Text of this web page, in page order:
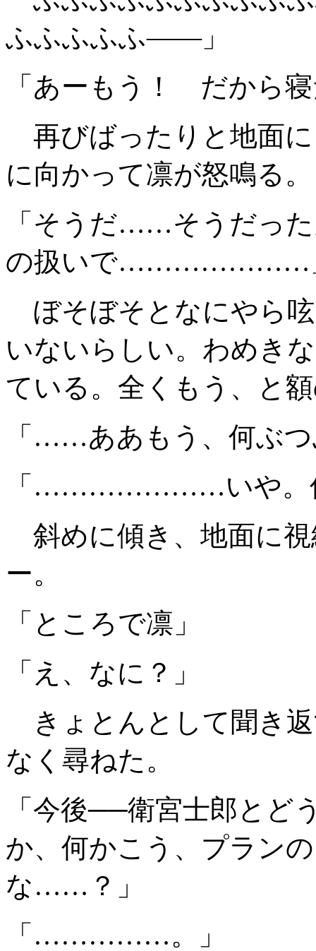
ふふふふふ――」
「あーもう！ だから
再びばったりと地面
に向かって凛が怒鳴る。
「そうだ……そうだっ
の扱いで…………………
ぼそぼそとなにやら
いないらしい。わめき
ている。全くもう、と
「……ああもう、何ぶ
「…………………いや。
斜めに傾き、地面に
ー。
「ところで凛」
「え、なに？」
きょとんとして聞き
なく尋ねた。
「今後──衛宮士郎とど
か、何かこう、プラン
な……？」
「……………。」